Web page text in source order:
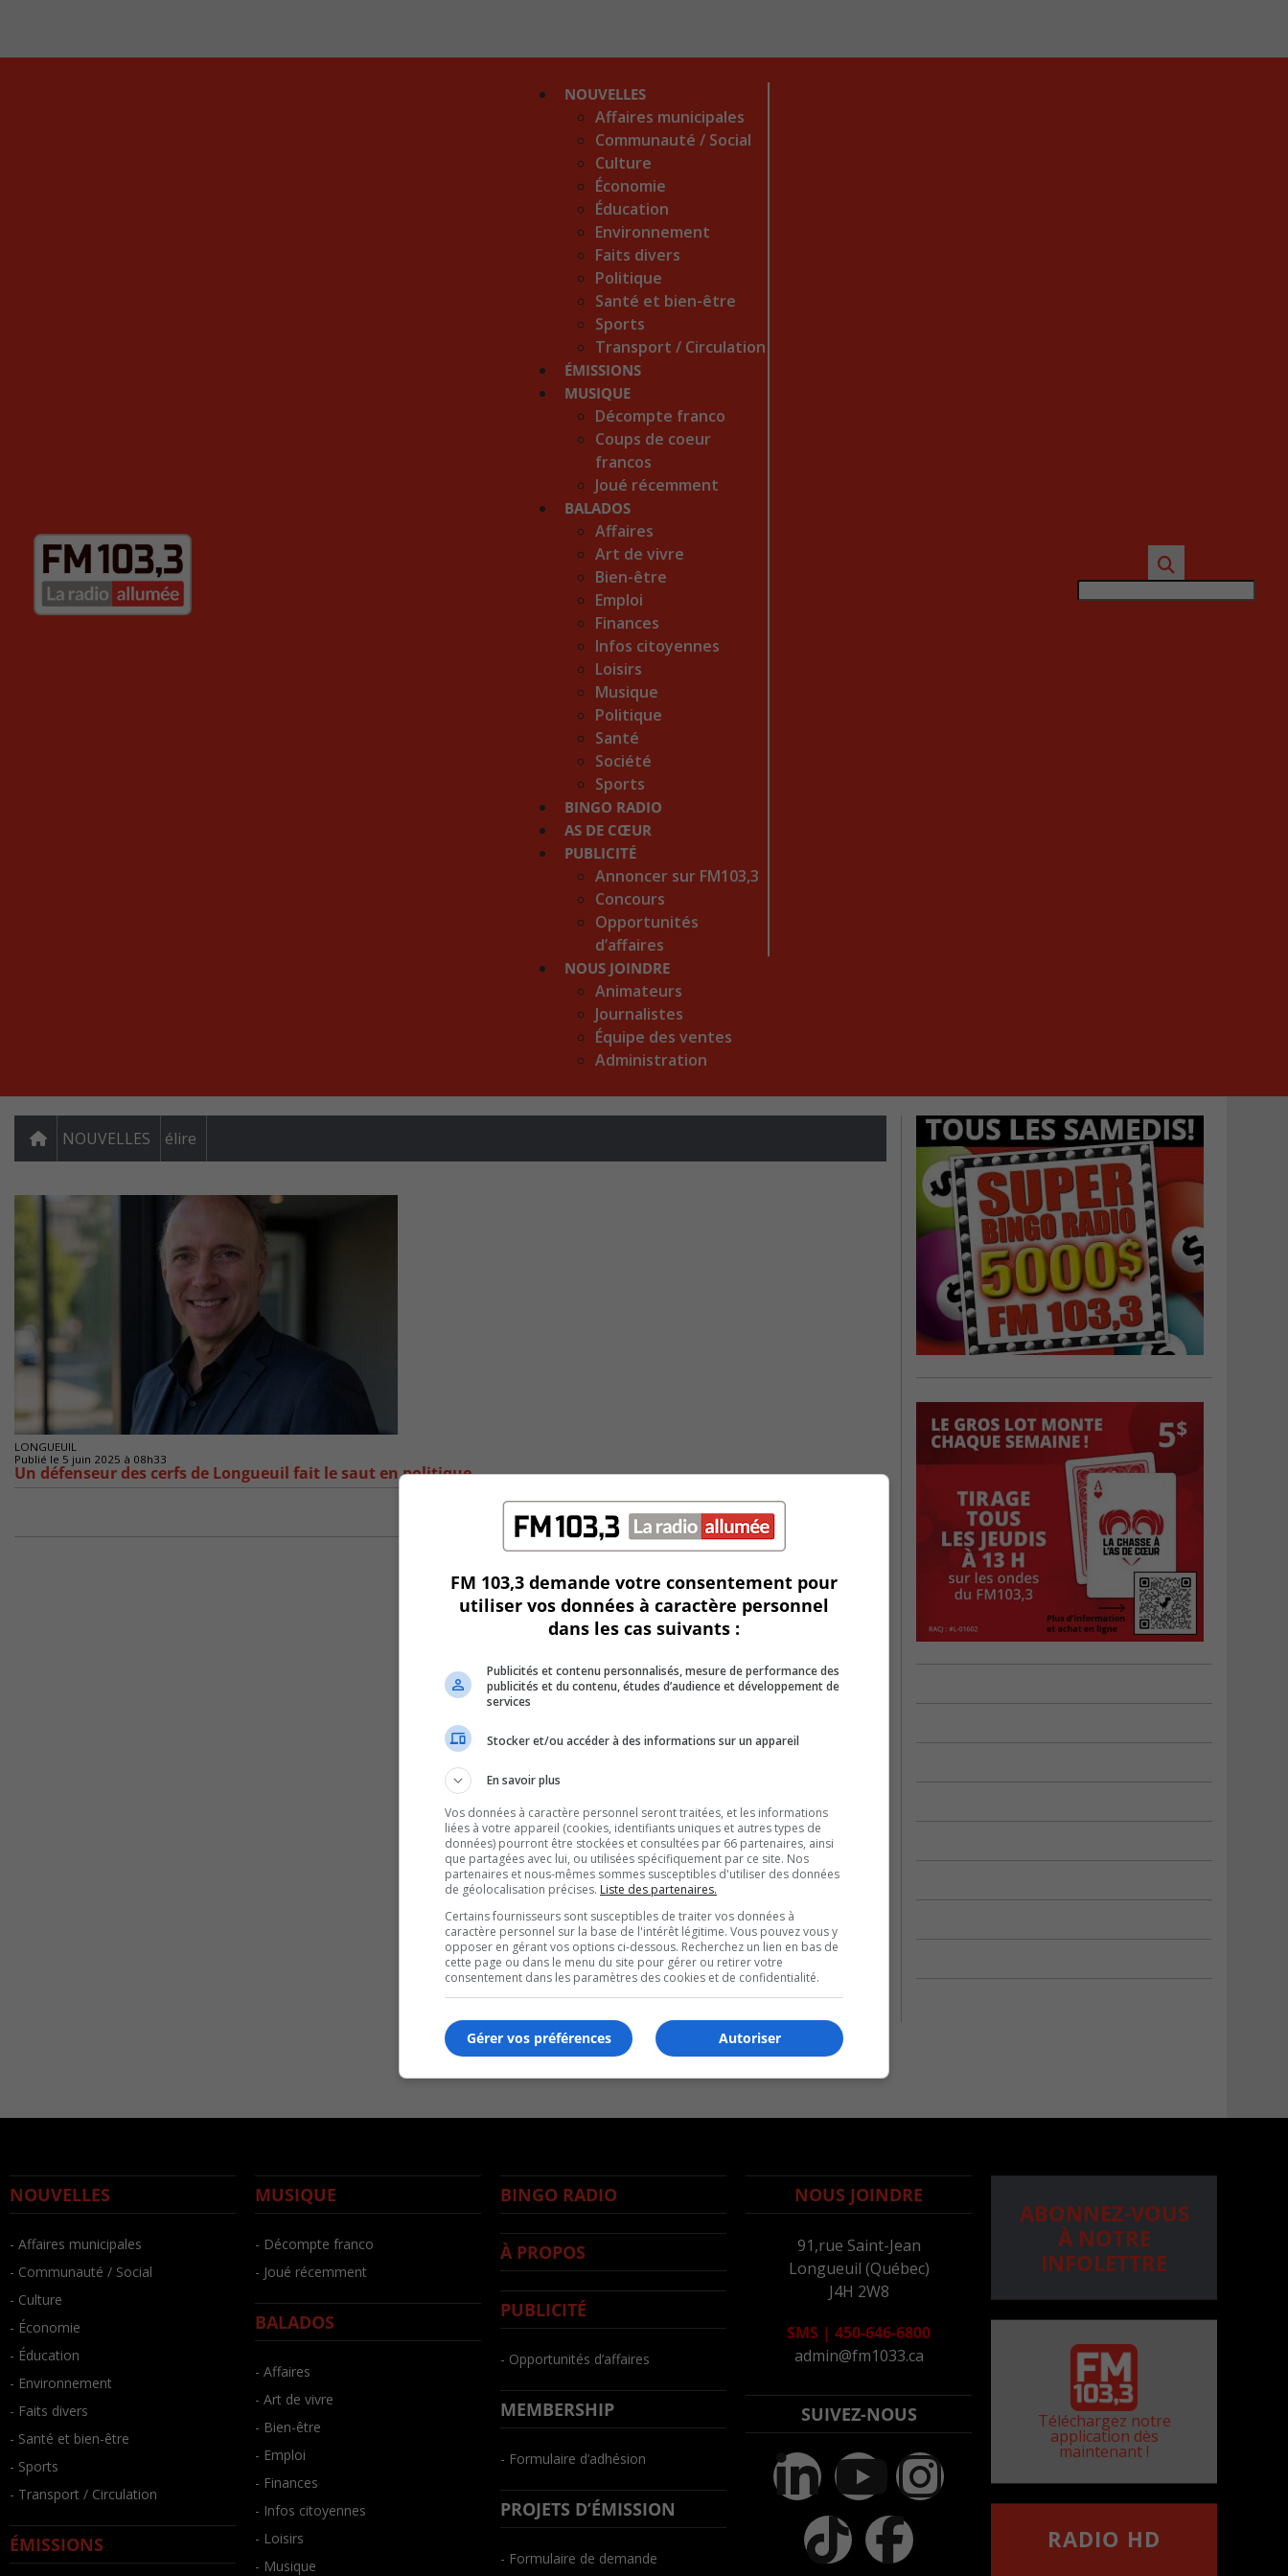
NOUVELLES
Affaires municipales
Communauté / Social
Culture
Économie
Éducation
Environnement
Faits divers
Politique
Santé et bien-être
Sports
Transport / Circulation
ÉMISSIONS
MUSIQUE
Décompte franco
Coups de coeur
francos
Joué récemment
BALADOS
Affaires
Art de vivre
Bien-être
Emploi
Finances
Infos citoyennes
Loisirs
Musique
Politique
Santé
Société
Sports
BINGO RADIO
AS DE CŒUR
PUBLICITÉ
Annoncer sur FM103,3
Concours
Opportunités
d’affaires
NOUS JOINDRE
Animateurs
Journalistes
Équipe des ventes
Administration
NOUVELLES élire
LONGUEUIL
Publié le 5 juin 2025 à 08h33
Un défenseur des cerfs de Longueuil fait le saut en politique
NOUVELLES
- Affaires municipales
- Communauté / Social
- Culture
- Économie
- Éducation
- Environnement
- Faits divers
- Santé et bien-être
- Sports
- Transport / Circulation
ÉMISSIONS
MUSIQUE
- Décompte franco
- Joué récemment
BALADOS
- Affaires
- Art de vivre
- Bien-être
- Emploi
- Finances
- Infos citoyennes
- Loisirs
- Musique
BINGO RADIO
À PROPOS
PUBLICITÉ
- Opportunités d’affaires
MEMBERSHIP
- Formulaire d’adhésion
PROJETS D’ÉMISSION
- Formulaire de demande
NOUS JOINDRE
91,rue Saint-Jean
Longueuil (Québec)
J4H 2W8
SMS | 450-646-6800
admin@fm1033.ca
SUIVEZ-NOUS
ABONNEZ-VOUS
À NOTRE
INFOLETTRE
Téléchargez notre
application dès
maintenant !
RADIO HD
FM 103,3 demande votre consentement pour
utiliser vos données à caractère personnel
dans les cas suivants :
Publicités et contenu personnalisés, mesure de performance des
publicités et du contenu, études d’audience et développement de
services
Stocker et/ou accéder à des informations sur un appareil
En savoir plus
Vos données à caractère personnel seront traitées, et les informations
liées à votre appareil (cookies, identifiants uniques et autres types de
données) pourront être stockées et consultées par 66 partenaires, ainsi
que partagées avec lui, ou utilisées spécifiquement par ce site. Nos
partenaires et nous-mêmes sommes susceptibles d'utiliser des données
de géolocalisation précises. Liste des partenaires.
Certains fournisseurs sont susceptibles de traiter vos données à
caractère personnel sur la base de l'intérêt légitime. Vous pouvez vous y
opposer en gérant vos options ci-dessous. Recherchez un lien en bas de
cette page ou dans le menu du site pour gérer ou retirer votre
consentement dans les paramètres des cookies et de confidentialité.
Autoriser
Gérer vos préférences